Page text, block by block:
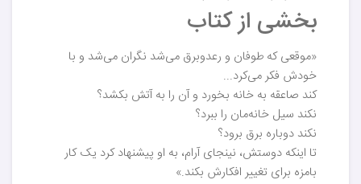
بخشی از کتاب
«موقعی که طوفان و رعدوبرق می‌شد نگران می‌شد و با
خودش فکر می‌کرد...
کند صاعقه به خانه بخورد و آن را به آتش بکشد؟
نکند سیل خانه‌مان را ببرد؟
نکند دوباره برق برود؟
تا اینکه دوستش، نینجای آرام، به او پیشنهاد کرد یک کار
بامزه برای تغییر افکارش بکند.»